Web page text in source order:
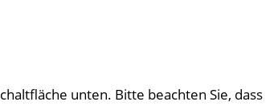
unten. Bitte beachten Sie, dass